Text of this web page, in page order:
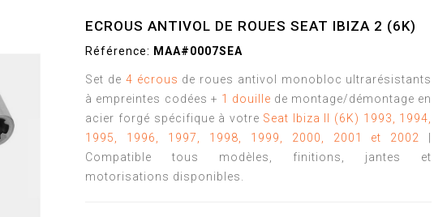
ECROUS ANTIVOL DE ROUES SEAT IBIZA 2 (6K)
Référence: MAA#0007SEA
Set de 4 écrous de roues antivol monobloc ultrarésistants
à empreintes codées + 1 douille de montage/démontage en
acier forgé spécifique à votre Seat Ibiza II (6K) 1993, 1994,
1995, 1996, 1997, 1998, 1999, 2000, 2001 et 2002
Compatible tous modèles, finitions, jantes et
motorisations disponibles.